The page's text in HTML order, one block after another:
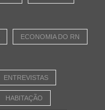
ECONOMIA DO RN
ENTREVISTAS
HABITAÇÃO